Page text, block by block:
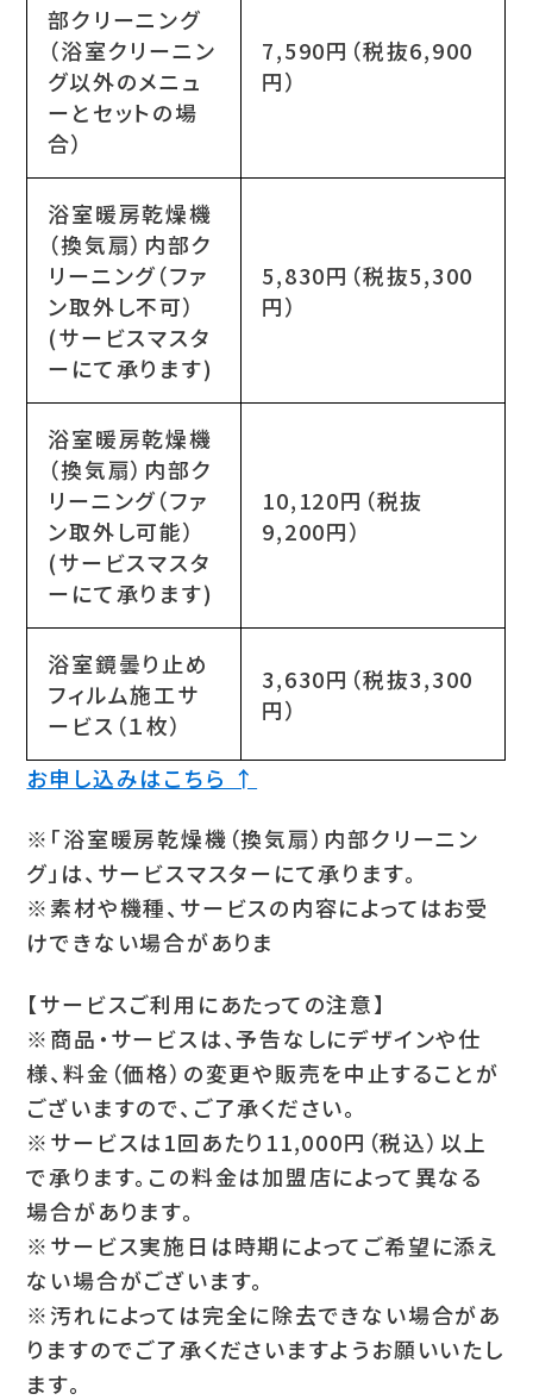
部クリーニング
（浴室クリーニン
グ以外のメニュ
ーとセットの場
合）
7,590円（税抜6,900
円）
浴室暖房乾燥機
（換気扇）内部ク
リーニング（ファ
ン取外し不可）
(サービスマスタ
ーにて承ります)
5,830円（税抜5,300
円）
浴室暖房乾燥機
（換気扇）内部ク
リーニング（ファ
ン取外し可能）
(サービスマスタ
ーにて承ります)
10,120円（税抜
9,200円）
浴室鏡曇り止め
フィルム施工サ
ービス（１枚）
3,630円（税抜3,300
円）
お申し込みはこちら ↑
※「浴室暖房乾燥機（換気扇）内部クリーニン
グ」は、サービスマスターにて承ります。
※素材や機種、サービスの内容によってはお受
けできない場合がありま
【サービスご利用にあたっての注意】
※商品・サービスは、予告なしにデザインや仕
様、料金（価格）の変更や販売を中止することが
ございますので、ご了承ください。
※サービスは1回あたり11,000円（税込）以上
で承ります。この料金は加盟店によって異なる
場合があります。
※サービス実施日は時期によってご希望に添え
ない場合がございます。
※汚れによっては完全に除去できない場合があ
りますのでご了承くださいますようお願いいたし
ます。